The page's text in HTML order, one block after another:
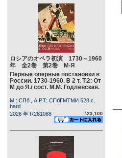
ロシアのオペラ初演 1730～1960
年 全2巻 第2巻 М-Я
Первые оперные постановки в
России. 1730-1960. В 2 т. Т.2: От
М до Я./ сост. М.М. Годлевская.
М.: СПб., А.Р.Т; СПбГМТМИ 528 c.
hard
2026 年 R281088
\23,100